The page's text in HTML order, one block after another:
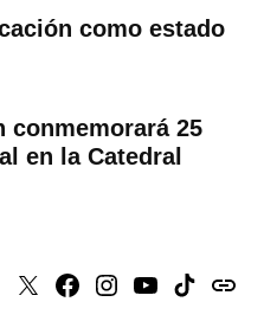
como estado
conmemorará 25
en la Catedral
X Faceboook
Instagram
YoutubeTiktokissuu